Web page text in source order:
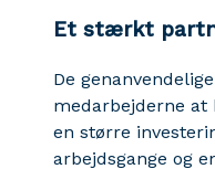
Et stærkt
De
medarbejderne at
en større
arbejdsgange og